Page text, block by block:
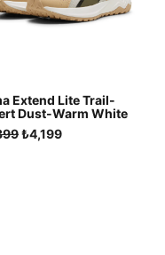
Extend Lite Trail-
Dust-Warm White
Orijinal
₺4,199Şu